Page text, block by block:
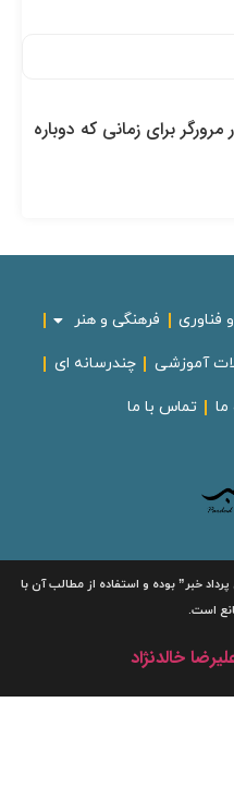
برای زمانی که دوباره
فرهنگی و هنر
آموزشی چندرسانه ای
تماس با ما
خبر”بوده و استفاده از مطالب آن با
است.
خالدنژاد